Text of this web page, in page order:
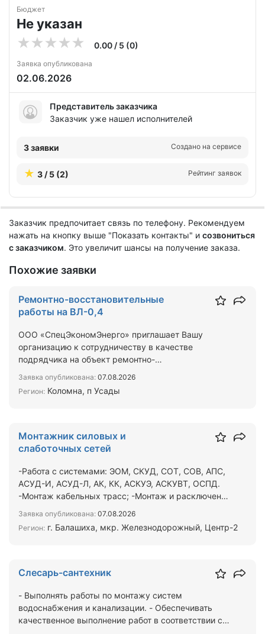
Бюджет
Не указан
0.00 / 5 (0)
Заявка опубликована
02.06.2026
Представитель заказчика
Заказчик уже нашел исполнителей
3 заявки Создано на сервисе
3 / 5 (2) Рейтинг заявок
Заказчик предпочитает связь по телефону. Рекомендуем
нажать на кнопку выше "Показать контакты" и созвониться
с заказчиком. Это увеличит шансы на получение заказа.
Похожие заявки
Ремонтно-восстановительные
работы на ВЛ-0,4
ООО «СпецЭкономЭнерго» приглашает Вашу
организацию к сотрудничеству в качестве
подрядчика на объект ремонтно-
Заявка опубликована: 07.08.2026
Регион: Коломна, п Усады
Монтажник силовых и
слаботочных сетей
-Работа с системами: ЭОМ, СКУД, СОТ, СОВ, АПС,
АСУД-И, АСУД-Л, АК, КК, АСКУЭ, АСКУВТ, ОСПД.
-Монтаж кабельных трасс; -Монтаж и расключение
Заявка опубликована: 07.08.2026
Регион: г. Балашиха, мкр. Железнодорожный, Центр-2
Слесарь-сантехник
- Выполнять работы по монтажу систем
водоснабжения и канализации. - Обеспечивать
качественное выполнение работ в соответствии с